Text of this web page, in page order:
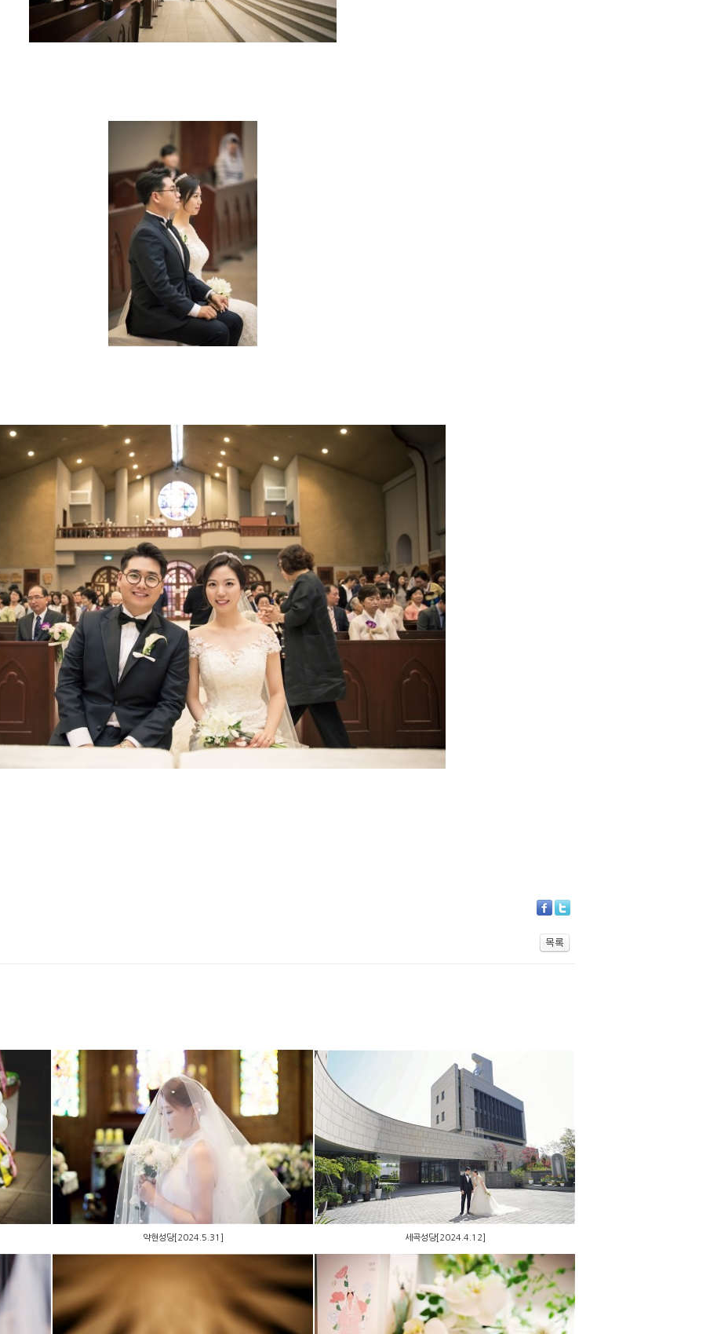
약현성당[2024.5.31]
약현성당[2024.5.31]
세곡성당[2024.4.12]
세곡성당[2024.4.12]